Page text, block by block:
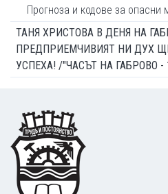
Прогноза и кодове за опасни
ТАНЯ ХРИСТОВА В ДЕНЯ НА
ПРЕДПРИЕМЧИВИЯТ НИ ДУХ
УСПЕХА! /"ЧАСЪТ НА ГАБРОВО -
Footer